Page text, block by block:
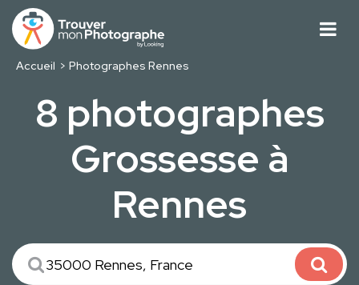
Accueil Photographes Rennes
8 photographes
Grossesse à
Rennes